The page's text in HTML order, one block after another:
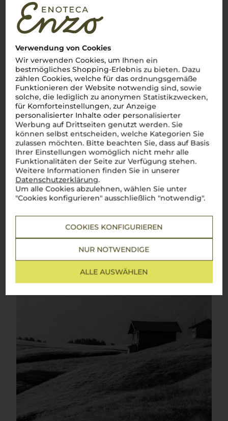
Verwendung von Cookies
Wir verwenden Cookies, um Ihnen ein
bestmögliches Shopping-Erlebnis zu bieten. Dazu
zählen Cookies, welche für das ordnungsgemäße
Funktionieren der Website notwendig sind, sowie
solche, die lediglich zu anonymen Statistikzwecken,
für Komforteinstellungen, zur Anzeige
personalisierter Inhalte oder personalisierter
Werbung auf Drittseiten genutzt werden. Sie
können selbst entscheiden, welche Kategorien Sie
zulassen möchten. Bitte beachten Sie, dass auf Basis
Ihrer Einstellungen womöglich nicht mehr alle
Funktionalitäten der Seite zur Verfügung stehen.
Weitere Informationen finden Sie in unserer
Datenschutzerklärung.
Um alle Cookies abzulehnen, wählen Sie unter
"Cookies konfigurieren" ausschließlich "notwendig".
COOKIES KONFIGURIEREN
NUR NOTWENDIGE
ALLE AUSWÄHLEN
Über die Region
Südtirol
Die alpinische Weinregion Italiens mit einzigartigem
Charakter
Willkommen in Südtirol , wo majestätische
Alpenlandschaften auf italienischen Charme treffen und eine
der faszinierendsten Weinregionen des Landes bilden.
Zwischen imposanten Berggipfeln und sonnenverwöhnten
Weinbergen entstehen Weine, die die Seele Italiens und das
alpine Terroir perfekt vereinen. Ob der erstklassige
Weißburgunder aus derCantina Terlan, der aromatische
Sauvignon Blanc oder der vollmundigeLagrein – die
Südtirolssind frisch, elegant und unverwechselbar. Dazu
kommen regionale Spezialitäten wie der leichte Vernatsch,
der perfekt zu den herzhaften Gerichten der alpinen cucina
passt. Jeder SchluckSüdtiroler Weinist eine Hommage an
die Schönheit und Vielfalt dieser einzigartigen Region.Salute
a Südtirol!
Mehr Weine aus Südtirol